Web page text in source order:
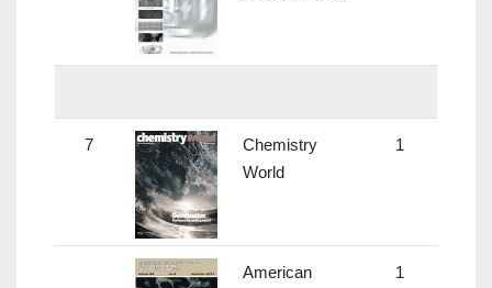
7
Chemistry
World
1
American
1